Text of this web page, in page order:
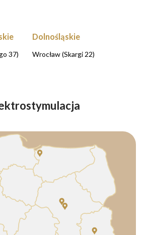
37)
Dolnośląskie
Wrocław (Skargi 22)